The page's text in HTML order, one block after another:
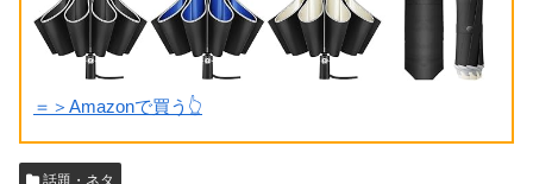
＝＞Amazonで買う👆
話題・ネタ